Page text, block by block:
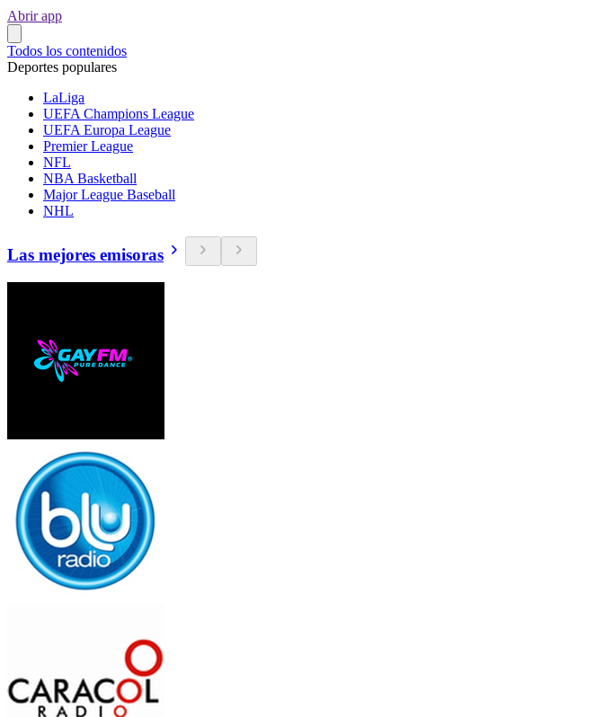
Abrir app
Todos los contenidos
Deportes populares
LaLiga
UEFA Champions League
UEFA Europa League
Premier League
NFL
NBA Basketball
Major League Baseball
NHL
Las mejores emisoras